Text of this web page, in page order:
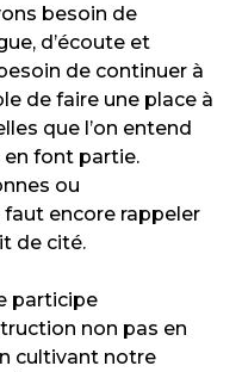
besoin de
d’écoute et
de continuer à
de faire une place à
que l’on entend
font partie.
ou
encore rappeler
de cité.
participe
non pas en
cultivant notre